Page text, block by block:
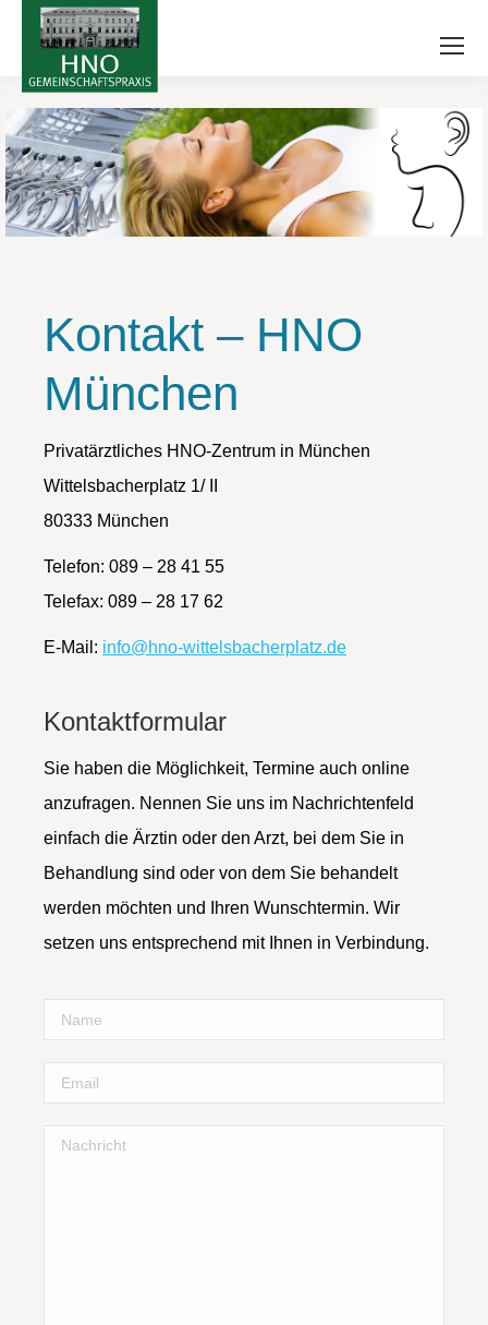
Kontakt – HNO
München
Privatärztliches HNO-Zentrum in München
Wittelsbacherplatz 1/ II
80333 München
Telefon: 089 – 28 41 55
Telefax: 089 – 28 17 62
E-Mail: info@hno-wittelsbacherplatz.de
Kontaktformular
Sie haben die Möglichkeit, Termine auch online
anzufragen. Nennen Sie uns im Nachrichtenfeld
einfach die Ärztin oder den Arzt, bei dem Sie in
Behandlung sind oder von dem Sie behandelt
werden möchten und Ihren Wunschtermin. Wir
setzen uns entsprechend mit Ihnen in Verbindung.